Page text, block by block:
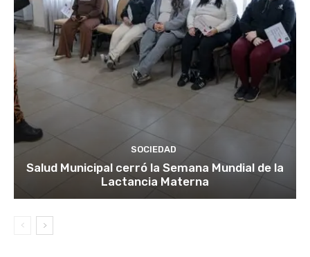
SOCIEDAD
Salud Municipal cerró la Semana Mundial de la
Lactancia Materna